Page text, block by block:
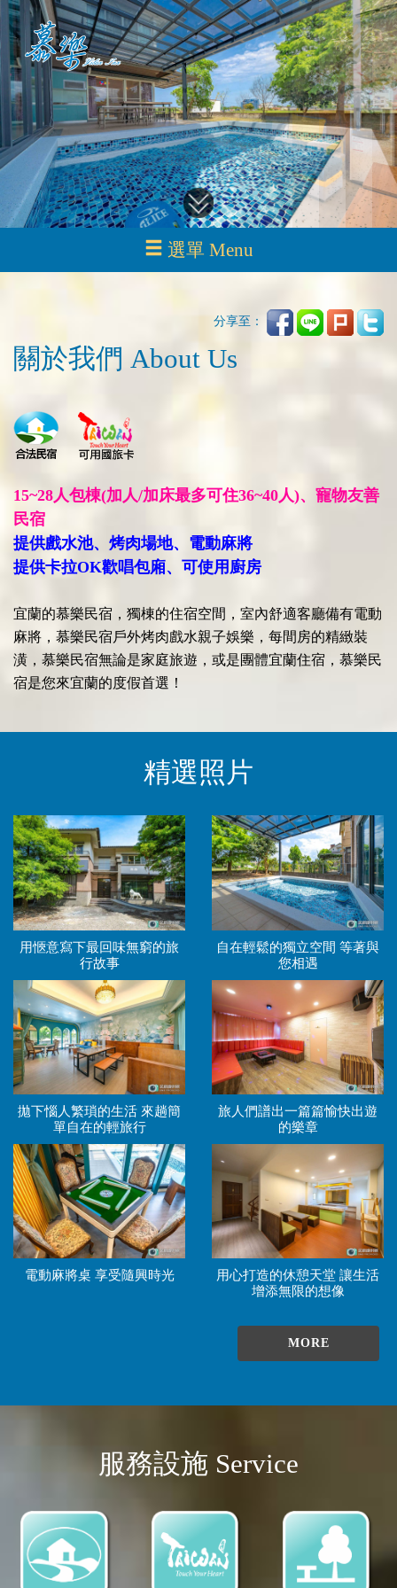
選單 Menu
分享至：
關於我們 About Us
15~28人包棟(加人/加床最多可住36~40人)、寵物友善
民宿
提供戲水池、烤肉場地、電動麻將
提供卡拉OK歡唱包廂、可使用廚房
宜蘭的慕樂民宿，獨棟的住宿空間，室內舒適客廳備有電動
麻將，慕樂民宿戶外烤肉戲水親子娛樂，每間房的精緻裝
潢，慕樂民宿無論是家庭旅遊，或是團體宜蘭住宿，慕樂民
宿是您來宜蘭的度假首選！
精選照片
用愜意寫下最回味無窮的旅
行故事
自在輕鬆的獨立空間 等著與
您相遇
拋下惱人繁瑣的生活 來趟簡
單自在的輕旅行
旅人們譜出一篇篇愉快出遊
的樂章
電動麻將桌 享受隨興時光
用心打造的休憩天堂 讓生活
增添無限的想像
MORE
服務設施 Service